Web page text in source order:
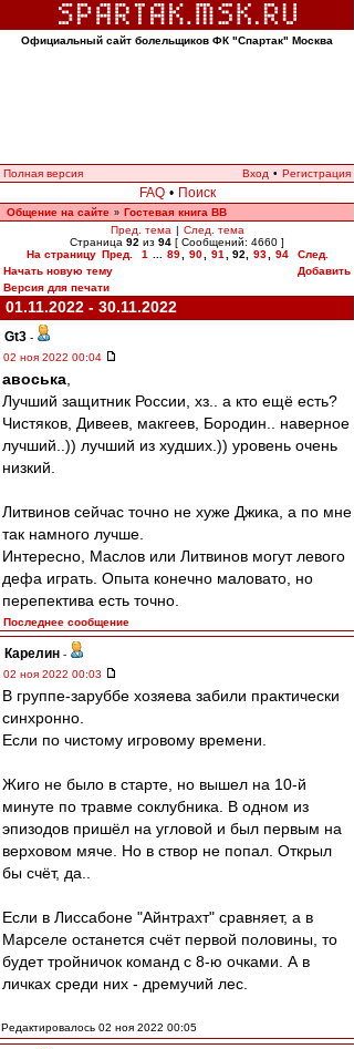
Официальный сайт болельщиков ФК "Спартак" Москва
Полная версия Вход • Регистрация
FAQ • Поиск
Общение на сайте » Гостевая книга ВВ
Пред. тема | След. тема
Страница 92 из 94 [ Сообщений: 4660 ]
На страницу Пред. 1 89 90 91 92 93 94
След.
Начать новую тему
Добавить
Версия для печати
01.11.2022 - 30.11.2022
Gt3 -
02 ноя 2022 00:04
авоська
Лучший защитник России, хз.. а кто ещё есть?
Чистяков, Дивеев, макгеев, Бородин.. наверное
лучший..)) лучший из худших.)) уровень очень
низкий.
Литвинов сейчас точно не хуже Джика, а по мне
так намного лучше.
Интересно, Маслов или Литвинов могут левого
дефа играть. Опыта конечно маловато, но
перепектива есть точно.
Последнее сообщение
Карелин -
02 ноя 2022 00:03
В группе-заруббе хозяева забили практически
синхронно.
Если по чистому игровому времени.
Жиго не было в старте, но вышел на 10-й
минуте по травме соклубника. В одном из
эпизодов пришёл на угловой и был первым на
верховом мяче. Но в створ не попал. Открыл
бы счёт, да..
Если в Лиссабоне "Айнтрахт" сравняет, а в
Марселе останется счёт первой половины, то
будет тройничок команд с 8-ю очками. А в
личках среди них - дремучий лес.
Редактировалось 02 ноя 2022 00:05